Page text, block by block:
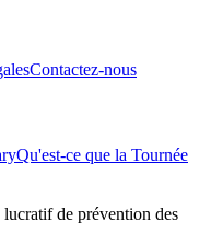
Contactez-nous
Qu'est-ce que la Tournée
de prévention des